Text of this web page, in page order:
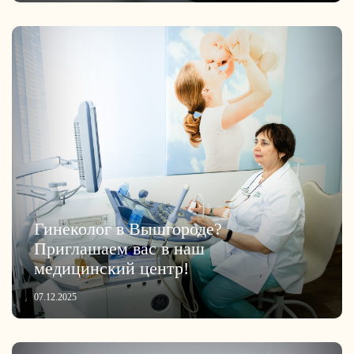
Гинеколог в Вышгороде?
Приглашаем вас в наш
медицинский центр!
07.12.2025